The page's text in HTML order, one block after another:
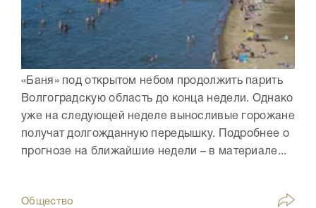
«Баня» под открытом небом продолжить парить
Волгоградскую область до конца недели. Однако
уже на следующей неделе выносливые горожане
получат долгожданную передышку. Подробнее о
прогнозе на ближайшие недели – в материале...
Общество